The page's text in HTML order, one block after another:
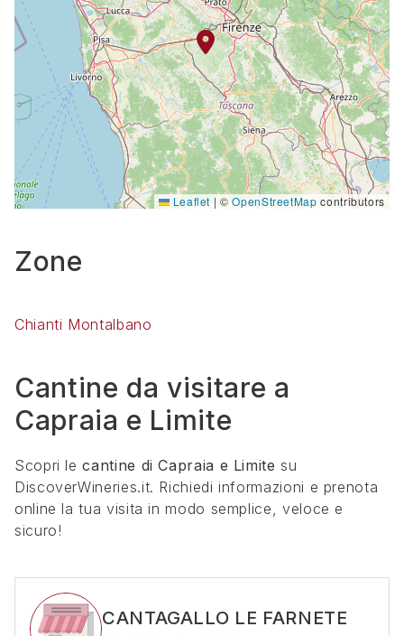
Leaflet | ©OpenStreetMap contributors
Zone
Chianti Montalbano
Cantine da visitare a
Capraia e Limite
Scopri lecantine diCapraia e Limite su
DiscoverWineries.it. Richiedi informazioni e prenota
online la tua visita in modo semplice, veloce e
sicuro!
CANTAGALLO LE FARNETE